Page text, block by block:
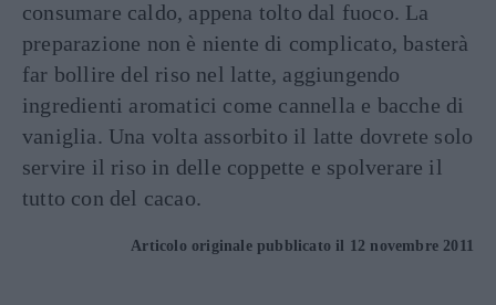
consumare caldo, appena tolto dal fuoco. La
preparazione non è niente di complicato, basterà
far bollire del riso nel latte, aggiungendo
ingredienti aromatici come cannella e bacche di
vaniglia. Una volta assorbito il latte dovrete solo
servire il riso in delle coppette e spolverare il
tutto con del cacao.
Articolo originale pubblicato il 12 novembre 2011